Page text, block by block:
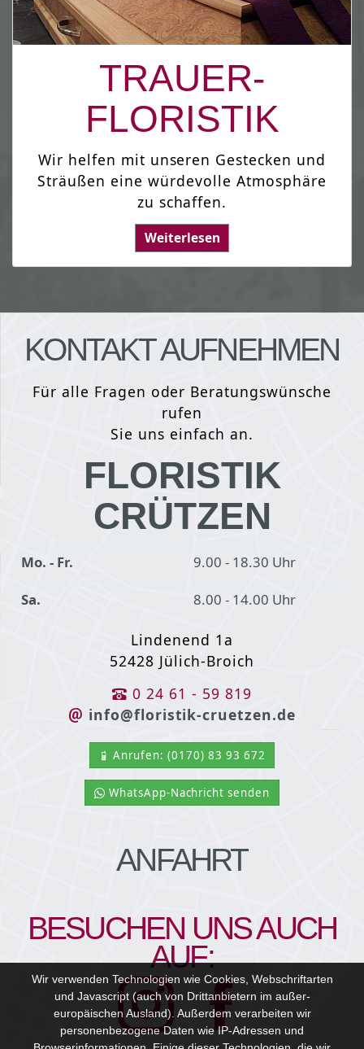
TRAUER-
FLORISTIK
Wir helfen mit unseren Gestecken und
Sträußen eine würdevolle Atmosphäre
zu schaffen.
Weiterlesen
BESUCHEN UNS AUCH
AUF:
KONTAKT AUFNEHMEN
Für alle Fragen oder Beratungswünsche
rufen
Sie uns einfach an.
FLORISTIK
CRÜTZEN
Mo. - Fr.
9.00 - 18.30 Uhr
Sa.
8.00 - 14.00 Uhr
Lindenend 1a
52428 Jülich-Broich
0 24 61 - 59 819
info@floristik-cruetzen.de
Anrufen: (0170) 83 93 672
WhatsApp-Nachricht senden
ANFAHRT
Wir verwenden Technologien wie Cookies, Webschriftarten
und Javascript (auch von Drittanbietern im außer-
europäischen Ausland). Außerdem verarbeiten wir
personenbezogene Daten wie IP-Adressen und